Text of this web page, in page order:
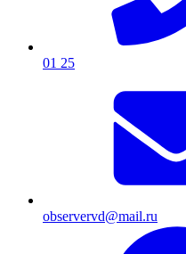
01 25
observervd@mail.ru